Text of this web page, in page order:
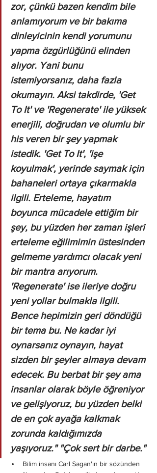
zor, çünkü bazen kendim bile
anlamıyorum ve bir bakıma
dinleyicinin kendi yorumunu
yapma özgürlüğünü elinden
alıyor. Yani bunu
istemiyorsanız, daha fazla
okumayın. Aksi takdirde, 'Get
To It' ve 'Regenerate' ile yüksek
enerjili, doğrudan ve olumlu bir
his veren bir şey yapmak
istedik. 'Get To It', 'işe
koyulmak', yerinde saymak için
bahaneleri ortaya çıkarmakla
ilgili. Erteleme, hayatım
boyunca mücadele ettiğim bir
şey, bu yüzden her zaman işleri
erteleme eğilimimin üstesinden
gelmeme yardımcı olacak yeni
bir mantra arıyorum.
'Regenerate' ise ileriye doğru
yeni yollar bulmakla ilgili.
Bence hepimizin geri döndüğü
bir tema bu. Ne kadar iyi
oynarsanız oynayın, hayat
sizden bir şeyler almaya devam
edecek. Bu berbat bir şey ama
insanlar olarak böyle öğreniyor
ve gelişiyoruz, bu yüzden belki
de en çok ayağa kalkmak
zorunda kaldığımızda
yaşıyoruz." "Çok sert bir darbe."
Bilim insanı Carl Sagan'ın bir sözünden